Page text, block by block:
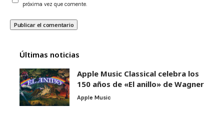
próxima vez que comente.
Últimas noticias
Apple Music Classical celebra los
150 años de «El anillo» de Wagner
Apple Music